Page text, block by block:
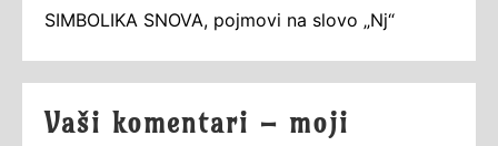
SIMBOLIKA SNOVA, pojmovi na slovo „Nj“
Vaši komentari – moji